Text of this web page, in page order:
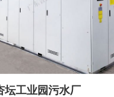
坛工业园污水厂